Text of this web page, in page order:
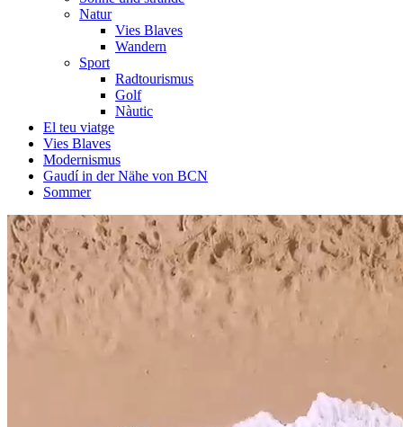
Natur
Vies Blaves
Wandern
Sport
Radtourismus
Golf
Nàutic
El teu viatge
Vies Blaves
Modernismus
Gaudí in der Nähe von BCN
Sommer